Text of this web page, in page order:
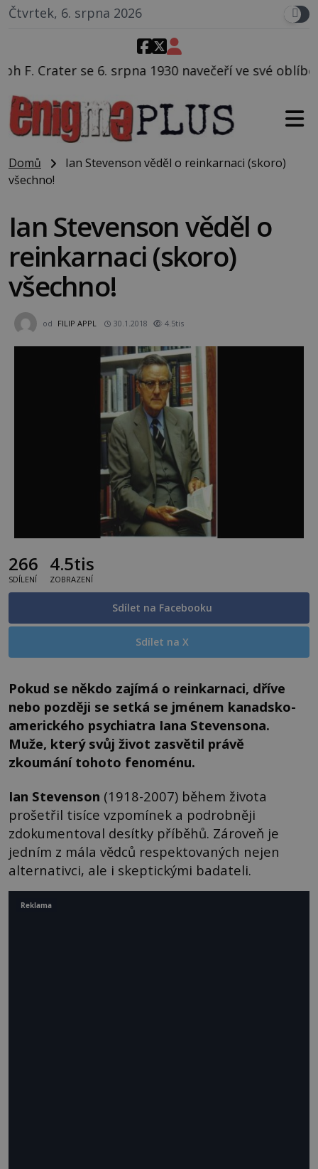
Čtvrtek, 6. srpna 2026
1930 navečeří ve své oblíbené restauraci, pak
Domů
Ian Stevenson věděl o reinkarnaci (skoro)
všechno!
Ian Stevenson věděl o
reinkarnaci (skoro)
všechno!
od FILIP APPL 30.1.2018 4.5tis
266
SDÍLENÍ
4.5tis
ZOBRAZENÍ
Sdílet na Facebooku
Sdílet na X
Pokud se někdo zajímá o reinkarnaci, dříve
nebo později se setká se jménem kanadsko-
amerického psychiatra Iana Stevensona.
Muže, který svůj život zasvětil právě
zkoumání tohoto fenoménu.
Ian Stevenson (1918-2007) během života
prošetřil tisíce vzpomínek a podrobněji
zdokumentoval desítky příběhů. Zároveň je
jedním z mála vědců respektovaných nejen
alternativci, ale i skeptickými badateli.
Reklama